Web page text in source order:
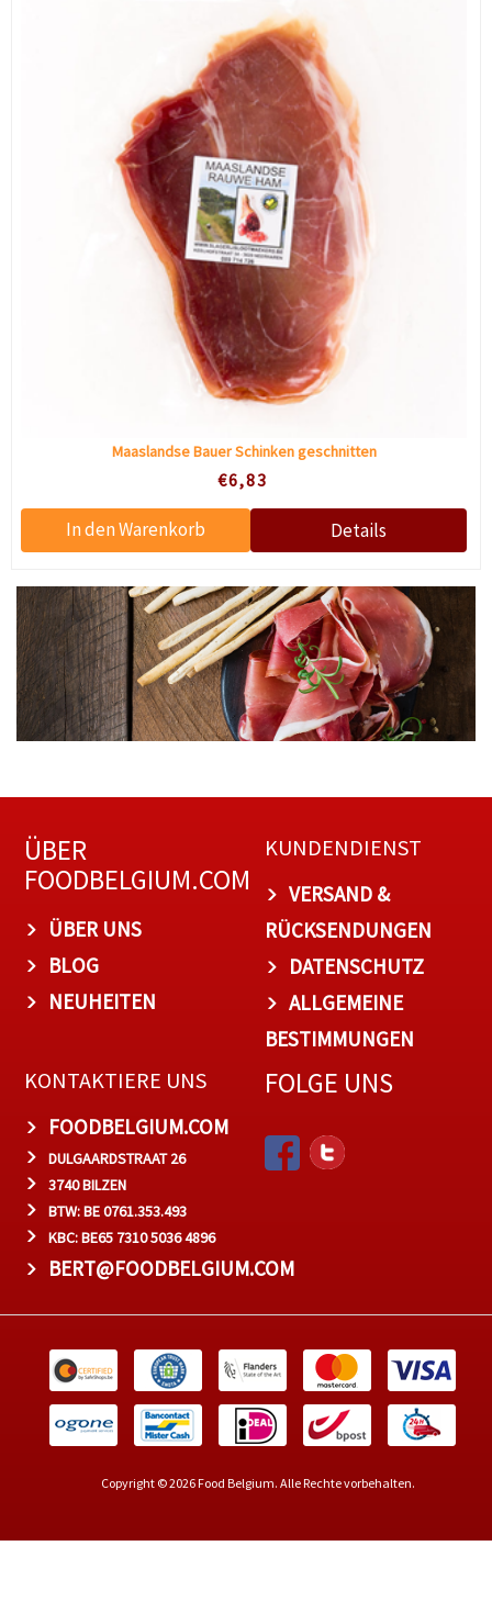
Maaslandse Bauer Schinken geschnitten
€6,83
ÜBER
FOODBELGIUM.COM
ÜBER UNS
BLOG
NEUHEITEN
KUNDENDIENST
VERSAND &
RÜCKSENDUNGEN
DATENSCHUTZ
ALLGEMEINE
BESTIMMUNGEN
KONTAKTIERE UNS
FOODBELGIUM.COM
DULGAARDSTRAAT 26
3740 BILZEN
BTW: BE 0761.353.493
KBC: BE65 7310 5036 4896
BERT@FOODBELGIUM.COM
FOLGE UNS
Copyright © 2026 Food Belgium. Alle Rechte vorbehalten.